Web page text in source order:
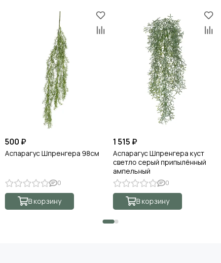
500 ₽
Аспарагус Шпренгера 98см
0
В корзину
1 515 ₽
Аспарагус Шпренгера куст
светло серый припылённый
ампельный
0
В корзину